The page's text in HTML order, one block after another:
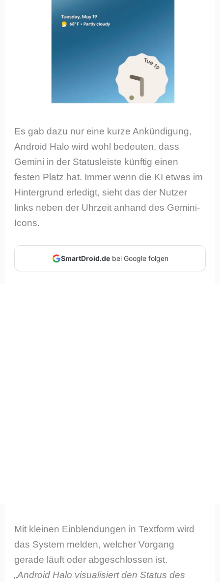
Es gab dazu nur eine kurze Ankündigung,
Android Halo wird wohl bedeuten, dass
Gemini in der Statusleiste künftig einen
festen Platz hat. Immer wenn die KI etwas im
Hintergrund erledigt, sieht das der Nutzer
links neben der Uhrzeit anhand des Gemini-
Icons.
SmartDroid.debei Google folgen
Mit kleinen Einblendungen in Textform wird
das System melden, welcher Vorgang
gerade läuft oder abgeschlossen ist.
„Android Halo visualisiert den Status des